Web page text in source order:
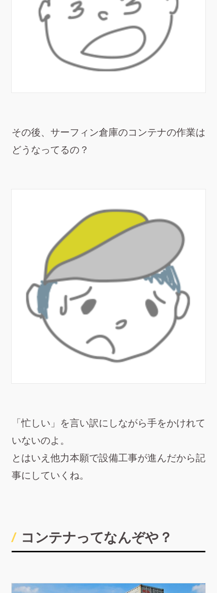
その後、サーフィン倉庫のコンテナの作業は
どうなってるの？
「忙しい」を言い訳にしながら手をかけれて
いないのよ。
とはいえ他力本願で設備工事が進んだから記
事にしていくね。
コンテナってなんぞや？